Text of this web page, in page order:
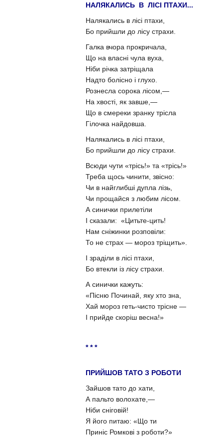
НАЛЯКАЛИСЬ В ЛІСІ ПТАХИ...
Налякались в лісі птахи,
Бо прийшли до лісу страхи.
Галка вчора прокричала,
Що на власні чула вуха,
Ніби річка затріщала
Надто болісно і глухо.
Рознесла сорока лісом,—
На хвості, як завше,—
Що в смереки зранку трісла
Гілочка найдовша.
Налякались в лісі птахи,
Бо прийшли до лісу страхи.
Всюди чути «трісь!» та «трісь!»
Треба щось чинити, звісно:
Чи в найглибші дупла лізь,
Чи прощайся з любим лісом.
А синички прилетіли
І сказали: «Цитьте-цить!
Нам сніжинки розповіли:
То не страх — мороз тріщить».
І зраділи в лісі птахи,
Бо втекли із лісу страхи.
А синички кажуть:
«Пісню Починай, яку хто зна,
Хай мороз геть-чисто трісне —
І прийде скоріш весна!»
* * *
ПРИЙШОВ ТАТО З РОБОТИ
Зайшов тато до хати,
А пальто волохате,—
Ніби сніговій!
Я його питаю: «Що ти
Приніс Ромкові з роботи?»